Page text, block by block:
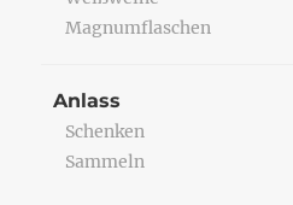
Magnumflaschen
Anlass
Schenken
Sammeln